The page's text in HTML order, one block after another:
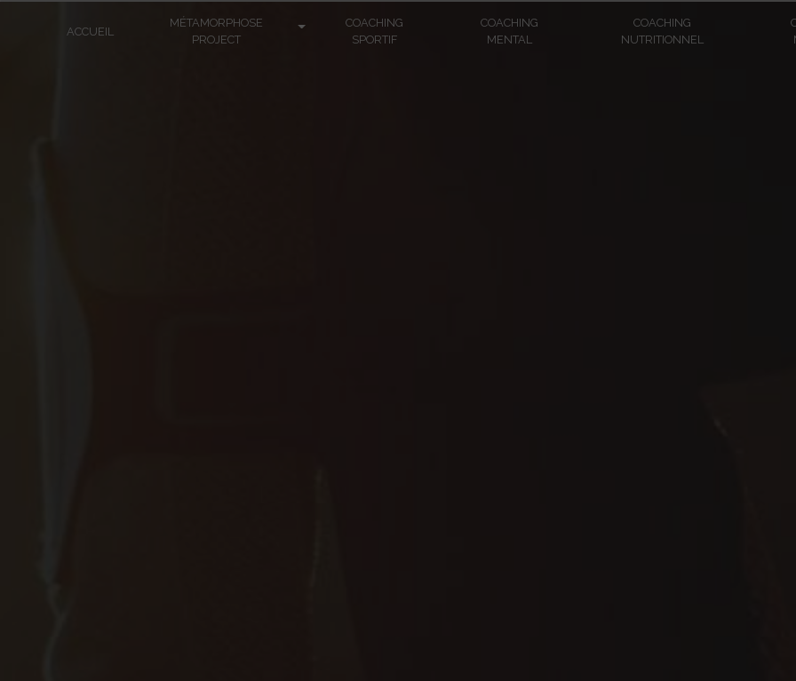
ACCUEIL
MÉTAMORPHOSE
PROJECT
COACHING
SPORTIF
COACHING
MENTAL
COACHING
NUTRITIONNEL